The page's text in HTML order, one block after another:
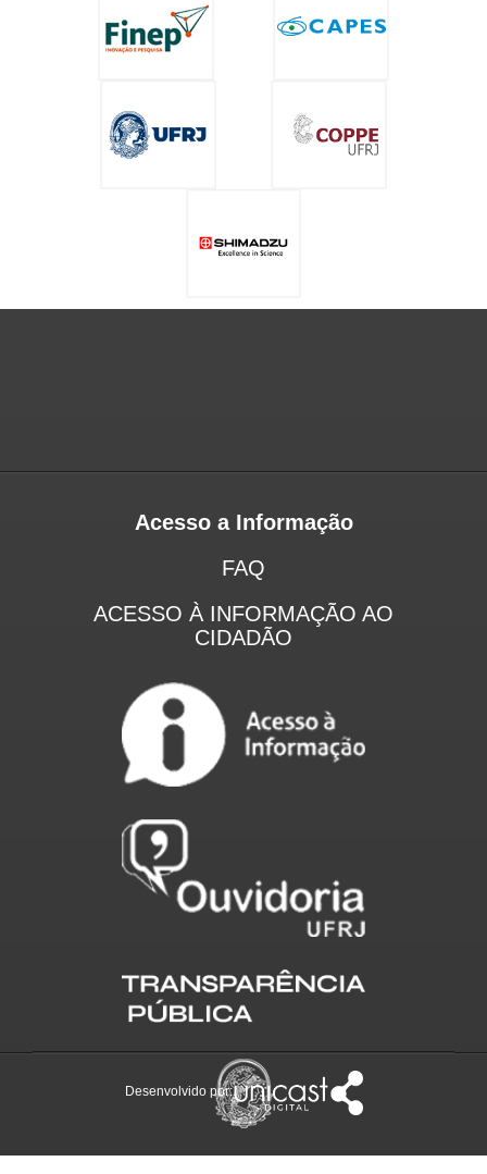
Acesso a Informação
FAQ
ACESSO À INFORMAÇÃO AO
CIDADÃO
Desenvolvido por: